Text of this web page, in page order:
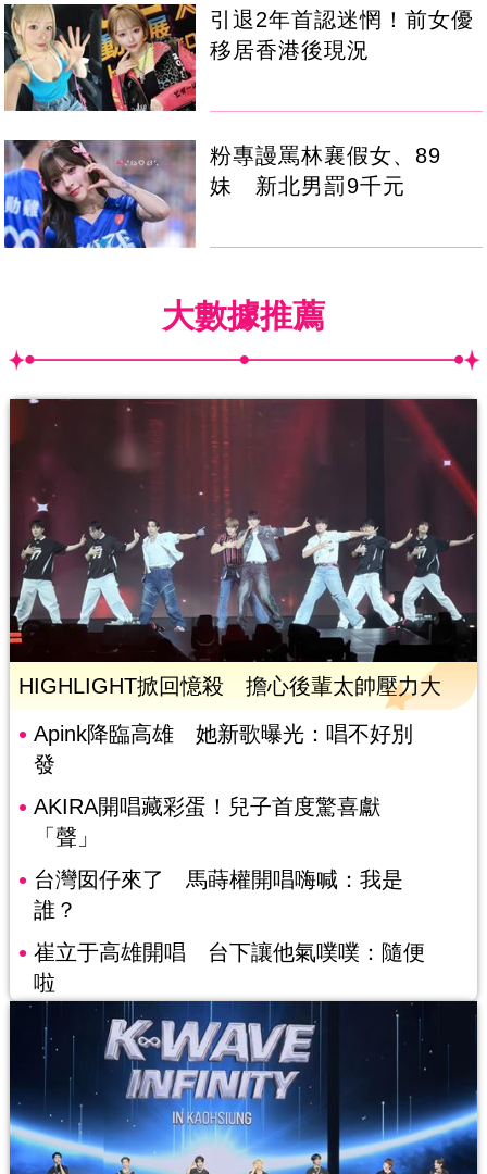
引退2年首認迷惘！前女優
移居香港後現況
粉專謾罵林襄假女、89
妹 新北男罰9千元
大數據推薦
HIGHLIGHT掀回憶殺 擔心後輩太帥壓力大
Apink降臨高雄 她新歌曝光：唱不好別
發
AKIRA開唱藏彩蛋！兒子首度驚喜獻
「聲」
台灣囡仔來了 馬蒔權開唱嗨喊：我是
誰？
崔立于高雄開唱 台下讓他氣噗噗：隨便
啦